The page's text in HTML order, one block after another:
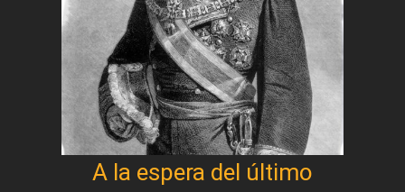
A la espera del último